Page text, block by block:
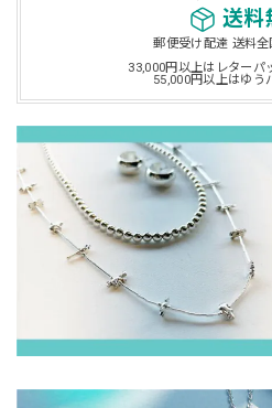
送料
郵便受け配達 送料全
33,000円以上はレターパ
55,000円以上はゆう